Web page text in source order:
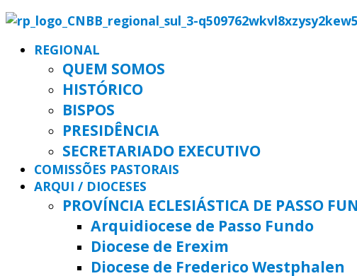
REGIONAL
QUEM SOMOS
HISTÓRICO
BISPOS
PRESIDÊNCIA
SECRETARIADO EXECUTIVO
COMISSÕES PASTORAIS
ARQUI / DIOCESES
PROVÍNCIA ECLESIÁSTICA DE PASSO
Arquidiocese de Passo Fundo
Diocese de Erexim
Diocese de Frederico Westphalen